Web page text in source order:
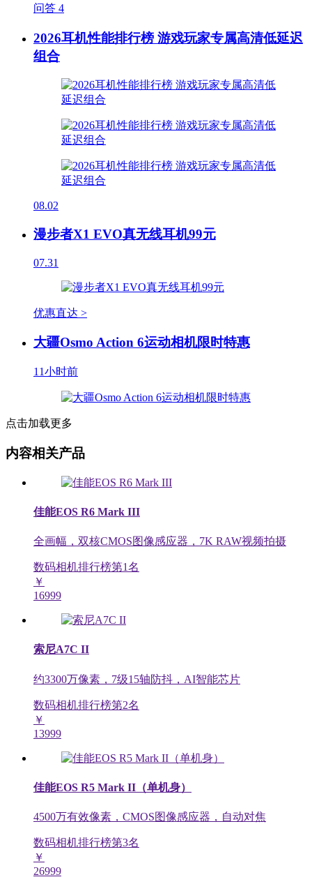
问答 4
2026耳机性能排行榜 游戏玩家专属高清低延迟
组合
08.02
漫步者X1 EVO真无线耳机99元
07.31
优惠直达 >
大疆Osmo Action 6运动相机限时特惠
11小时前
点击加载更多
内容相关产品
佳能EOS R6 Mark III
全画幅，双核CMOS图像感应器，7K RAW视频拍摄
数码相机排行榜第1名
￥
16999
索尼A7C II
约3300万像素，7级15轴防抖，AI智能芯片
数码相机排行榜第2名
￥
13999
佳能EOS R5 Mark II（单机身）
4500万有效像素，CMOS图像感应器，自动对焦
数码相机排行榜第3名
￥
26999